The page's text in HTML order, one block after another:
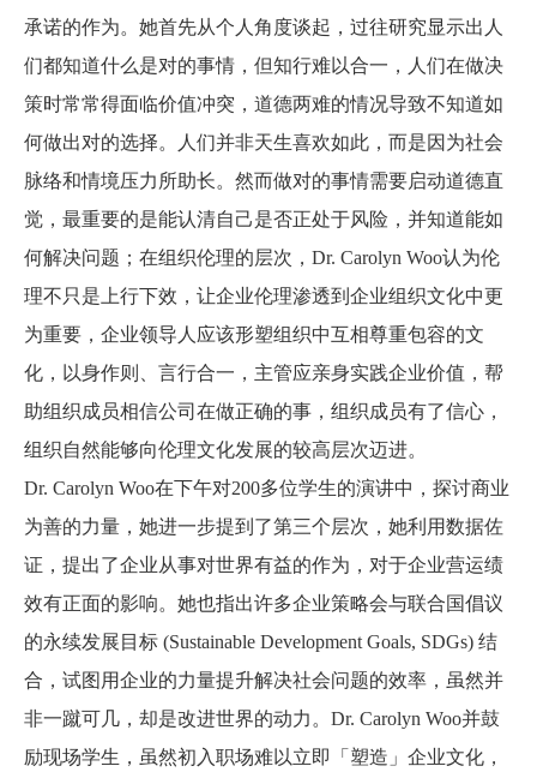
承诺的作为。她首先从个人角度谈起，过往研究显示出人
们都知道什么是对的事情，但知行难以合一，人们在做决
策时常常得面临价值冲突，道德两难的情况导致不知道如
何做出对的选择。人们并非天生喜欢如此，而是因为社会
脉络和情境压力所助长。 然而做对的事情需要启动道德直
觉，最重要的是能认清自己是否正处于风险，并知道能如
何解决问题；在组织伦理的层次， Dr. Carolyn Woo认为伦
理不只是上行下效，让企业伦理渗透到企业组织文化中更
为重要，企业领导人应该形塑组织中互相尊重包容的文
化，以身作则、言行合一，主管应亲身实践企业价值，帮
助组织成员相信公司在做正确的事，组织成员有了信心，
组织自然能够向伦理文化发展的较高层次迈进。
Dr. Carolyn Woo在下午对200多位学生的演讲中，探讨商业
为善的力量，她进一步提到了第三个层次，她利用数据佐
证，提出了企业从事对世界有益的作为，对于企业营运绩
效有正面的影响。她也指出许多企业策略会与联合国倡议
的永续发展目标 (Sustainable Development Goals, SDGs) 结
合，试图用企业的力量提升解决社会问题的效率，虽然并
非一蹴可几，却是改进世界的动力。Dr. Carolyn Woo并鼓
励现场学生，虽然初入职场难以立即「塑造」企业文化，